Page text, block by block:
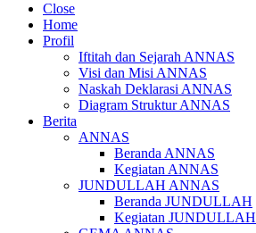
Close
Home
Profil
Iftitah dan Sejarah ANNAS
Visi dan Misi ANNAS
Naskah Deklarasi ANNAS
Diagram Struktur ANNAS
Berita
ANNAS
Beranda ANNAS
Kegiatan ANNAS
JUNDULLAH ANNAS
Beranda JUNDULLAH
Kegiatan JUNDULLAH